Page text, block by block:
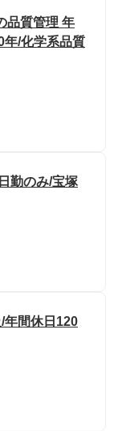
品質管理 年
年/化学系品質
勤のみ/宝塚
年間休日120